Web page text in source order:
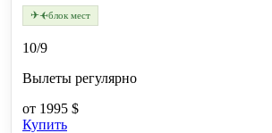
✈✈блок мест
10/9
Вылеты регулярно
от 1995 $
Купить